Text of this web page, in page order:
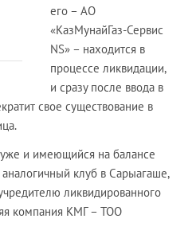
его – АО
«КазМунайГаз-Сервис
NS» – находится в
процессе ликвидации,
и сразу после ввода в
свое существование в
уже и имеющийся на балансе
клуб в Сарыагаше,
ликвидированного
компания КМГ – ТОО